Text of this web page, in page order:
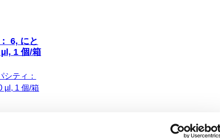
6, にと
1 個/箱
シティ：
µl, 1 個/箱